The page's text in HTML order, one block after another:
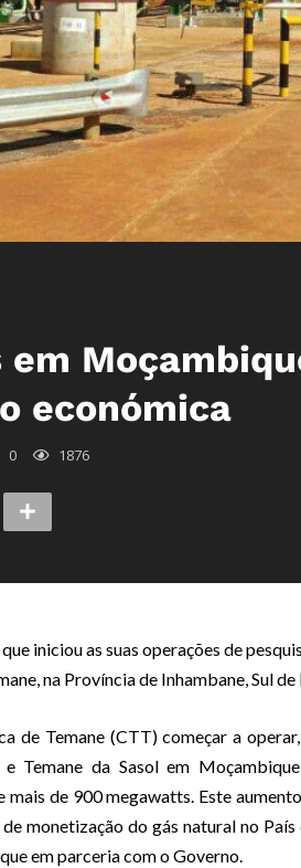
em
económica
0 1876
iniciou as suas operações de
na Província de Inhambane, Sul
de Temane (CTT) começar a
Temane da Sasol em
de 900 megawatts. Este
monetização do gás natural no
em parceria com o Governo.